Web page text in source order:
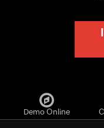
Demo Online